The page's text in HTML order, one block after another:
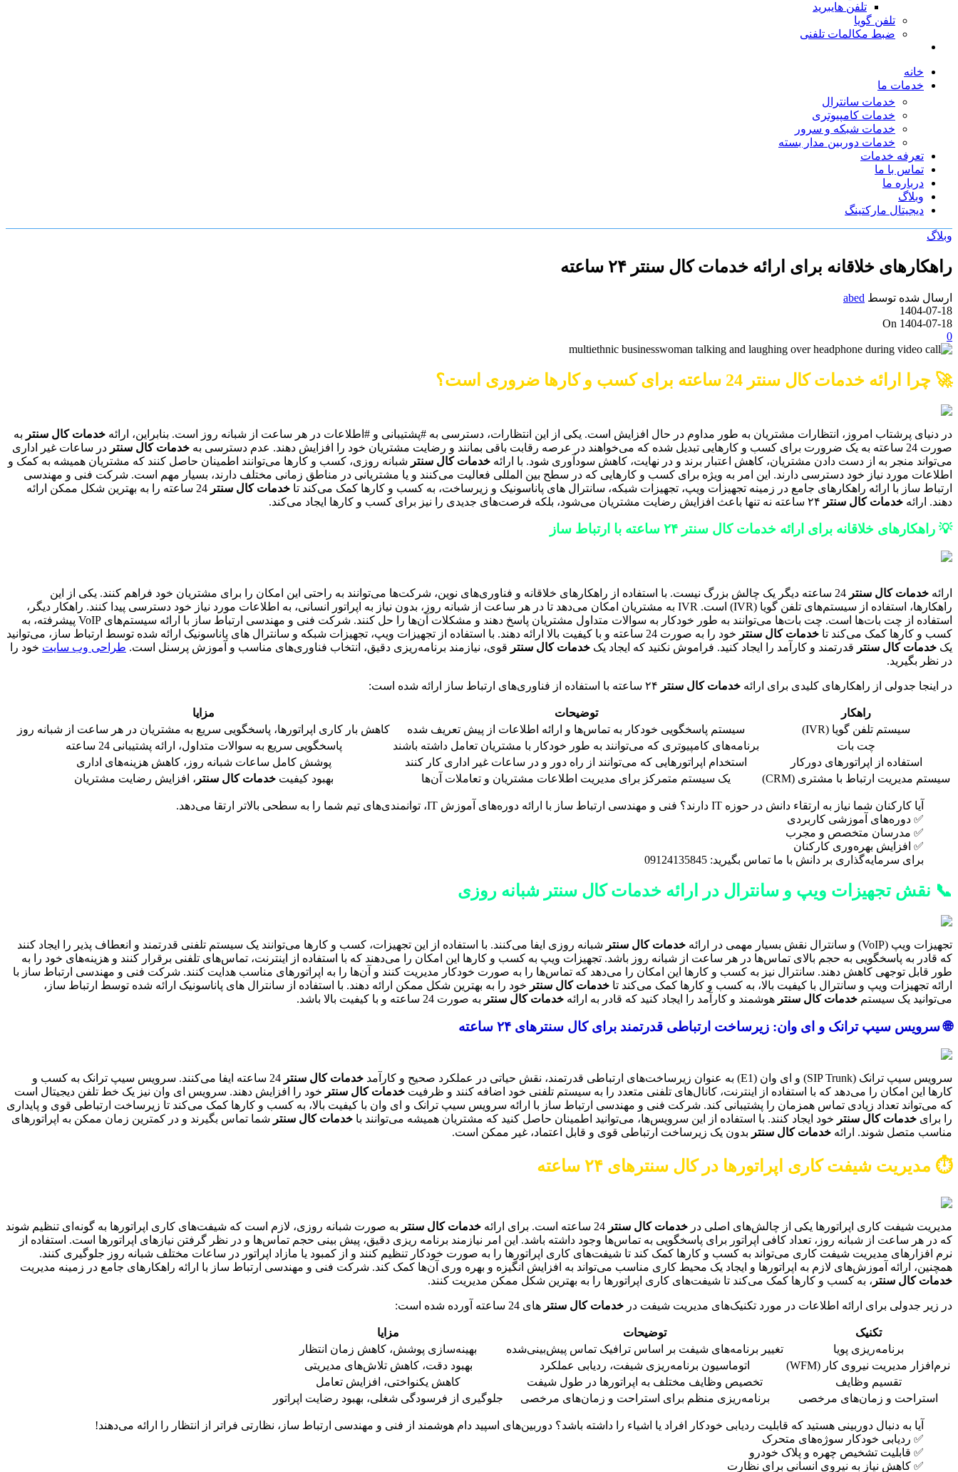
تلفن هایبرید
تلفن گویا
ضبط مکالمات تلفنی
خانه
خدمات ما
خدمات سانترال
خدمات کامپیوتری
خدمات شبکه و سرور
خدمات دوربین مدار بسته
تعرفه خدمات
تماس با ما
درباره ما
وبلاگ
دیجیتال مارکتینگ
وبلاگ
راهکارهای خلاقانه برای ارائه خدمات کال سنتر ۲۴ ساعته
ارسال شده توسط abed
1404-07-18
On 1404-07-18
0
🚀 چرا ارائه خدمات کال سنتر 24 ساعته برای کسب و کارها ضروری است؟
در دنیای پرشتاب امروز، انتظارات مشتریان به طور مداوم در حال افزایش است. یکی از این انتظارات، دسترسی به #پشتیبانی و #اطلاعات در هر ساعت از شبانه روز است. بنابراین، ارائه خدمات کال سنتر به
صورت 24 ساعته به یک ضرورت برای کسب و کارهایی تبدیل شده که می‌خواهند در عرصه رقابت باقی بمانند و رضایت مشتریان خود را افزایش دهند. عدم دسترسی به
خدمات کال سنتر در ساعات غیر اداری
می‌تواند منجر به از دست دادن مشتریان، کاهش اعتبار برند و در نهایت، کاهش سودآوری شود. با ارائه خدمات کال سنتر شبانه روزی، کسب و کارها می‌توانند اطمینان حاصل کنند که مشتریان همیشه به کمک و
اطلاعات مورد نیاز خود دسترسی دارند. این امر به ویژه برای کسب و کارهایی که در سطح بین المللی فعالیت می‌کنند و یا مشتریانی در مناطق زمانی مختلف دارند، بسیار مهم است. شرکت فنی و مهندسی
ارتباط ساز با ارائه راهکارهای جامع در زمینه تجهیزات ویپ، تجهیزات شبکه، سانترال های پاناسونیک و زیرساخت، به کسب و کارها کمک می‌کند تا خدمات کال سنتر
24 ساعته را به بهترین شکل ممکن ارائه
دهند. ارائه خدمات کال سنتر
💡 راهکارهای خلاقانه برای ارائه خدمات کال سنتر ۲۴ ساعته با ارتباط ساز
ارائه خدمات کال سنتر
24 ساعته دیگر یک چالش بزرگ نیست. با استفاده از راهکارهای خلاقانه و فناوری‌های نوین، شرکت‌ها می‌توانند به راحتی این امکان را برای مشتریان خود فراهم کنند. یکی از این
راهکارها، استفاده از سیستم‌های تلفن گویا (IVR) است. IVR به مشتریان امکان می‌دهد تا در هر ساعت از شبانه روز، بدون نیاز به اپراتور انسانی، به اطلاعات مورد نیاز خود دسترسی پیدا کنند. راهکار دیگر،
استفاده از چت بات‌ها است. چت بات‌ها می‌توانند به طور خودکار به سوالات متداول مشتریان پاسخ دهند و مشکلات آن‌ها را حل کنند. شرکت فنی و مهندسی ارتباط ساز با ارائه سیستم‌های VoIP پیشرفته، به
کسب و کارها کمک می‌کند تا خدمات کال سنتر
خود را به صورت 24 ساعته و با کیفیت بالا ارائه دهند. با استفاده از تجهیزات ویپ، تجهیزات شبکه و سانترال های پاناسونیک ارائه شده توسط ارتباط ساز، می‌توانید
یک خدمات کال سنتر قدرتمند و کارآمد را ایجاد کنید. فراموش نکنید که ایجاد یک خدمات کال سنتر قوی، نیازمند برنامه‌ریزی دقیق، انتخاب فناوری‌های مناسب و آموزش پرسنل است. طراحی وب سایت خود را
در نظر بگیرید.
در اینجا جدولی از راهکارهای کلیدی برای ارائه خدمات کال سنتر
راهکار توضیحات
مزایا
سیستم تلفن گویا (IVR)
سیستم پاسخگویی خودکار به تماس‌ها و ارائه اطلاعات از پیش تعریف شده
کاهش بار کاری اپراتورها، پاسخگویی سریع به مشتریان در هر ساعت از شبانه روز
چت بات
برنامه‌های کامپیوتری که می‌توانند به طور خودکار با مشتریان تعامل داشته باشند
پاسخگویی سریع به سوالات متداول، ارائه پشتیبانی 24 ساعته
استفاده از اپراتورهای دورکار
استخدام اپراتورهایی که می‌توانند از راه دور و در ساعات غیر اداری کار کنند
پوشش کامل ساعات شبانه روز، کاهش هزینه‌های اداری
سیستم مدیریت ارتباط با مشتری (CRM)
یک سیستم متمرکز برای مدیریت اطلاعات مشتریان و تعاملات آن‌ها بهبود کیفیتخدمات کال سنتر ، افزایش رضایت مشتریان
آیا کارکنان شما نیاز به ارتقاء دانش در حوزه IT دارند؟ فنی و مهندسی ارتباط ساز با ارائه دوره‌های آموزش IT، توانمندی‌های تیم شما را به سطحی بالاتر ارتقا می‌دهد.
✅ دوره‌های آموزشی کاربردی
✅ مدرسان متخصص و مجرب
✅ افزایش بهره‌وری کارکنان
برای سرمایه‌گذاری بر دانش با ما تماس بگیرید: 09124135845
📞 نقش تجهیزات ویپ و سانترال در ارائه خدمات کال سنتر شبانه روزی
تجهیزات ویپ (VoIP) و سانترال نقش بسیار مهمی در ارائه خدمات کال سنتر شبانه روزی ایفا می‌کنند. با استفاده از این تجهیزات، کسب و کارها می‌توانند یک سیستم تلفنی قدرتمند و انعطاف پذیر را ایجاد کنند
که قادر به پاسخگویی به حجم بالای تماس‌ها در هر ساعت از شبانه روز باشد. تجهیزات ویپ به کسب و کارها این امکان را می‌دهند که با استفاده از اینترنت، تماس‌های تلفنی برقرار کنند و هزینه‌های خود را به
طور قابل توجهی کاهش دهند. سانترال نیز به کسب و کارها این امکان را می‌دهد که تماس‌ها را به صورت خودکار مدیریت کنند و آن‌ها را به اپراتورهای مناسب هدایت کنند. شرکت فنی و مهندسی ارتباط ساز با
ارائه تجهیزات ویپ و سانترال با کیفیت بالا، به کسب و کارها کمک می‌کند تا خدمات کال سنتر خود را به بهترین شکل ممکن ارائه دهند. با استفاده از سانترال های پاناسونیک ارائه شده توسط ارتباط ساز،
می‌توانید یک سیستم خدمات کال سنتر هوشمند و کارآمد را ایجاد کنید که قادر به ارائه خدمات کال سنتر به صورت 24 ساعته و با کیفیت بالا باشد.
🌐 سرویس سیپ ترانک و ای وان: زیرساخت ارتباطی قدرتمند برای کال سنترهای ۲۴ ساعته
سرویس سیپ ترانک (SIP Trunk) و ای وان (E1) به عنوان زیرساخت‌های ارتباطی قدرتمند، نقش حیاتی در عملکرد صحیح و کارآمد خدمات کال سنتر
24 ساعته ایفا می‌کنند. سرویس سیپ ترانک به کسب و
کارها این امکان را می‌دهد که با استفاده از اینترنت، کانال‌های تلفنی متعدد را به سیستم تلفنی خود اضافه کنند و ظرفیت خدمات کال سنتر خود را افزایش دهند. سرویس ای وان نیز یک خط تلفن دیجیتال است
که می‌تواند تعداد زیادی تماس همزمان را پشتیبانی کند. شرکت فنی و مهندسی ارتباط ساز با ارائه سرویس سیپ ترانک و ای وان با کیفیت بالا، به کسب و کارها کمک می‌کند تا زیرساخت ارتباطی قوی و پایداری
را برای خدمات کال سنتر خود ایجاد کنند. با استفاده از این سرویس‌ها، می‌توانید اطمینان حاصل کنید که مشتریان همیشه می‌توانند با خدمات کال سنتر شما تماس بگیرند و در کمترین زمان ممکن به اپراتورهای
مناسب متصل شوند. ارائه خدمات کال سنتر بدون یک زیرساخت ارتباطی قوی و قابل اعتماد، غیر ممکن است.
⏱️ مدیریت شیفت کاری اپراتورها در کال سنترهای ۲۴ ساعته
مدیریت شیفت کاری اپراتورها یکی از چالش‌های اصلی در خدمات کال سنتر خدمات کال سنتر به صورت شبانه روزی، لازم است که شیفت‌های کاری اپراتورها به گونه‌ای تنظیم شوند
که در هر ساعت از شبانه روز، تعداد کافی اپراتور برای پاسخگویی به تماس‌ها وجود داشته باشد. این امر نیازمند برنامه ریزی دقیق، پیش بینی حجم تماس‌ها و در نظر گرفتن نیازهای اپراتورها است. استفاده از
نرم افزارهای مدیریت شیفت کاری می‌تواند به کسب و کارها کمک کند تا شیفت‌های کاری اپراتورها را به صورت خودکار تنظیم کنند و از کمبود یا مازاد اپراتور در ساعات مختلف شبانه روز جلوگیری کنند.
همچنین، ارائه آموزش‌های لازم به اپراتورها و ایجاد یک محیط کاری مناسب می‌تواند به افزایش انگیزه و بهره وری آن‌ها کمک کند. شرکت فنی و مهندسی ارتباط ساز با ارائه راهکارهای جامع در زمینه مدیریت
خدمات کال سنتر ، به کسب و کارها کمک می‌کند تا شیفت‌های کاری اپراتورها را به بهترین شکل ممکن مدیریت کنند.
در زیر جدولی برای ارائه اطلاعات در مورد تکنیک‌های مدیریت شیفت در خدمات کال سنتر های 24 ساعته آورده شده است:
تکنیک توضیحات
مزایا
برنامه‌ریزی پویا
تغییر برنامه‌های شیفت بر اساس ترافیک تماس پیش‌بینی‌شده
بهینه‌سازی پوشش، کاهش زمان انتظار
نرم‌افزار مدیریت نیروی کار (WFM)
اتوماسیون برنامه‌ریزی شیفت، ردیابی عملکرد
بهبود دقت، کاهش تلاش‌های مدیریتی
تقسیم وظایف
تخصیص وظایف مختلف به اپراتورها در طول شیفت
کاهش یکنواختی، افزایش تعامل
استراحت و زمان‌های مرخصی
برنامه‌ریزی منظم برای استراحت و زمان‌های مرخصی جلوگیری از فرسودگی شغلی، بهبود رضایت اپراتور
آیا به دنبال دوربینی هستید که قابلیت ردیابی خودکار افراد یا اشیاء را داشته باشد؟ دوربین‌های اسپید دام هوشمند از فنی و مهندسی ارتباط ساز، نظارتی فراتر از انتظار را ارائه می‌دهند!
✅ ردیابی خودکار سوژه‌های متحرک
✅ قابلیت تشخیص چهره و پلاک خودرو
✅ کاهش نیاز به نیروی انسانی برای نظارت